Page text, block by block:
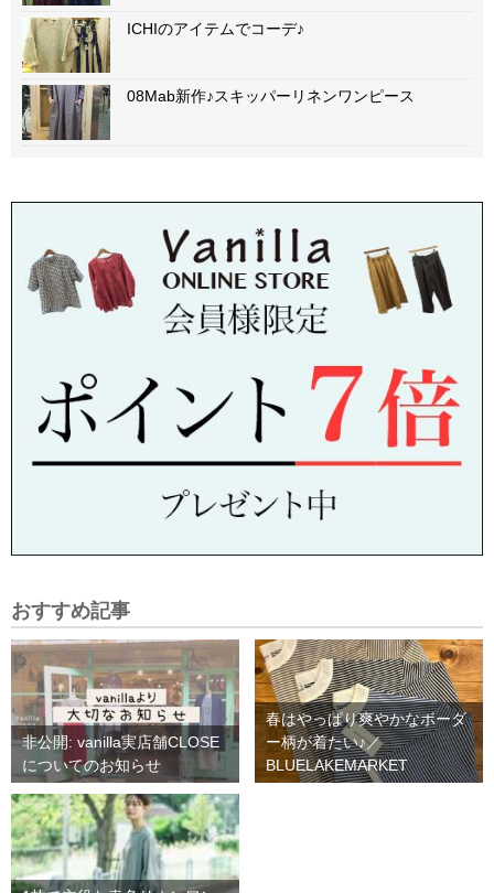
ICHIのアイテムでコーデ♪
08Mab新作♪スキッパーリネンワンピース
おすすめ記事
非公開: vanilla実店舗CLOSE
についてのお知らせ
春はやっぱり爽やかなボーダ
ー柄が着たい♪／
BLUELAKEMARKET